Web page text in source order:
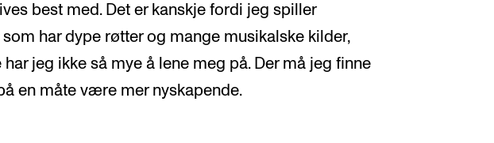
best med. Det er kanskje fordi jeg spiller
har dype røtter og mange musikalske kilder,
jeg ikke så mye å lene meg på. Der må jeg finne
en måte være mer nyskapende.